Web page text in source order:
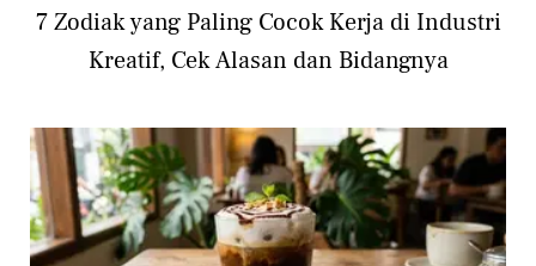
7 Zodiak yang Paling Cocok Kerja di Industri
Kreatif, Cek Alasan dan Bidangnya